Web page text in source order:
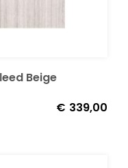
Beige
€ 339,00